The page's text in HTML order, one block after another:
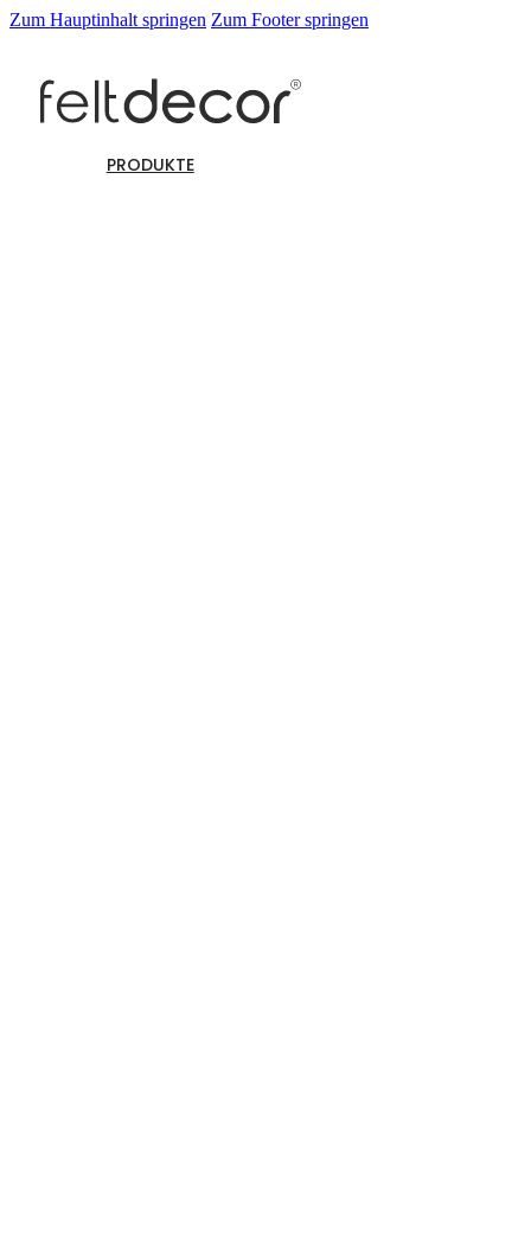
Zum Hauptinhalt springen Zum Footer springen
PRODUKTE